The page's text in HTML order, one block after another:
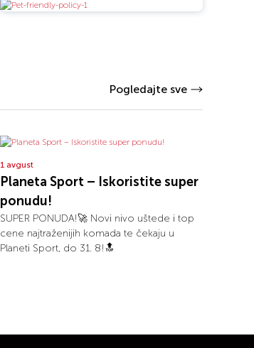
Pogledajte sve
1 avgust
Planeta Sport – Iskoristite super
ponudu!
SUPER PONUDA!🚀 Novi nivo uštede i top
cene najtraženijih komada te čekaju u
Planeti Sport, do 31. 8!🔝